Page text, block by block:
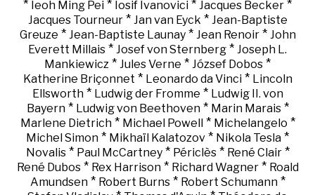
* Ieoh Ming Pei * Iosif Ivanovici * Jacques Becker *
Jacques Tourneur* Jan van Eyck * Jean-Baptiste
Greuze * Jean-Baptiste Launay* Jean Renoir* John
Everett Millais * Josef von Sternberg * Joseph L.
Mankiewicz * Jules Verne * József Dobos *
Katherine Briçonnet * Leonardo da Vinci* Lincoln
Ellsworth* Ludwig der Fromme * Ludwig II. von
Bayern* Ludwig von Beethoven* Marin Marais*
Marlene Dietrich* Michael Powell* Michelangelo *
Michel Simon * Mikhaïl Kalatozov * Nikola Tesla *
Novalis* Paul McCartney* Périclès* René Clair*
René Dubos* Rex Harrison* Richard Wagner* Roald
Amundsen* Robert Burns* Robert Schumann*